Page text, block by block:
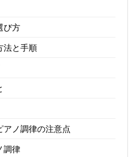
び方
法と手順
アノ調律の注意点
調律